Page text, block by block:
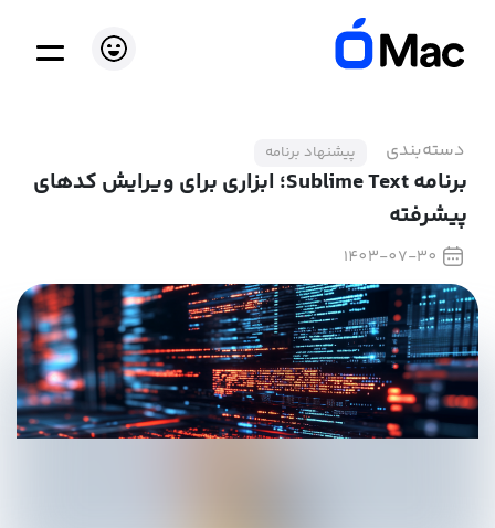
دسته‌بندی پیشنهاد برنامه
برنامه Sublime Text؛ ابزاری برای ویرایش کدهای
پیشرفته
1403-07-30